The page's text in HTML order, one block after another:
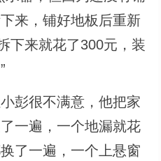
来，铺好地板后重新
下来就花了300元，装
彭很不满意，他把家
一遍，一个地漏就花
了一遍，一个上悬窗